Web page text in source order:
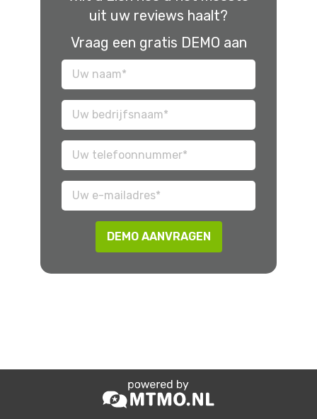
uit uw reviews haalt?
Vraag een gratis DEMO aan